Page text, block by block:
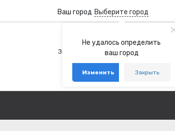
Не удалось определить
ваш город
Изменить Закрыть
Ваш город Выберите город
+7 (800) 100-76-77
Звонок бесплатный по России
+7 (931) 978-88-88
telegram whatsapp